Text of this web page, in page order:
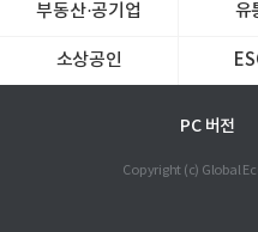
부동산·공기업 유
소상공인
PC 버전
Copyright (c) Global